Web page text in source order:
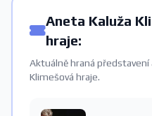
Aneta Kaluža
hraje:
Aktuálně hraná
Klimešová hraje.